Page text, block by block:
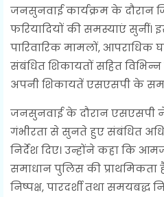
जनसुनवाई कार्यक्रम के दौरान
फरियादियों की समस्याएं सुनीं।
पारिवारिक मामलों, आपराधिक
संबंधित शिकायतों सहित
अपनी शिकायतें एसएसपी के
जनसुनवाई के दौरान
गंभीरता से सुनते हुए संबंधित
निर्देश दिए। उन्होंने कहा कि
समाधान पुलिस की
निष्पक्ष, पारदर्शी तथा समयबद्ध